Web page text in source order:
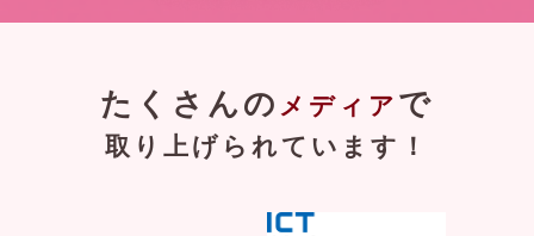
たくさんの メディア で
取り上げられています！